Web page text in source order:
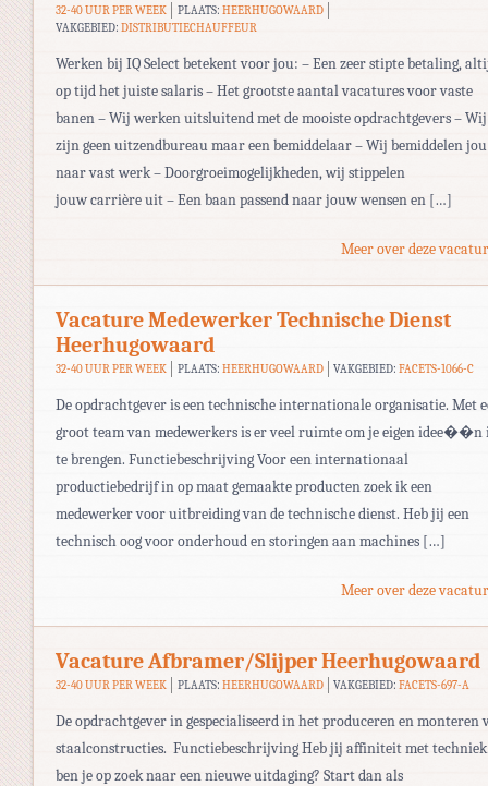
32-40 UUR PER WEEK PLAATS: HEERHUGOWAARD
VAKGEBIED: DISTRIBUTIECHAUFFEUR
Werken bij IQ Select betekent voor jou: – Een zeer stipte betaling,
op tijd het juiste salaris – Het grootste aantal vacatures voor vaste
banen – Wij werken uitsluitend met de mooiste opdrachtgevers – Wij
zijn geen uitzendbureau maar een bemiddelaar – Wij bemiddelen jou
naar vast werk – Doorgroeimogelijkheden, wij stippelen
jouw carrière uit – Een baan passend naar jouw wensen en […]
Meer over deze
Vacature Medewerker Technische Dienst
Heerhugowaard
32-40 UUR PER WEEK PLAATS: HEERHUGOWAARD VAKGEBIED:FACETS-1066-C
De opdrachtgever is een technische internationale organisatie. Met
groot team van medewerkers is er veel ruimte om je eigen idee��n
te brengen. Functiebeschrijving Voor een internationaal
productiebedrijf in op maat gemaakte producten zoek ik een
medewerker voor uitbreiding van de technische dienst. Heb jij een
technisch oog voor onderhoud en storingen aan machines […]
Meer over deze
Vacature Afbramer/Slijper Heerhugowaard
32-40 UUR PER WEEK PLAATS: HEERHUGOWAARD VAKGEBIED:FACETS-697-A
De opdrachtgever in gespecialiseerd in het produceren en monteren
staalconstructies. Functiebeschrijving Heb jij affiniteit met
ben je op zoek naar een nieuwe uitdaging? Start dan als